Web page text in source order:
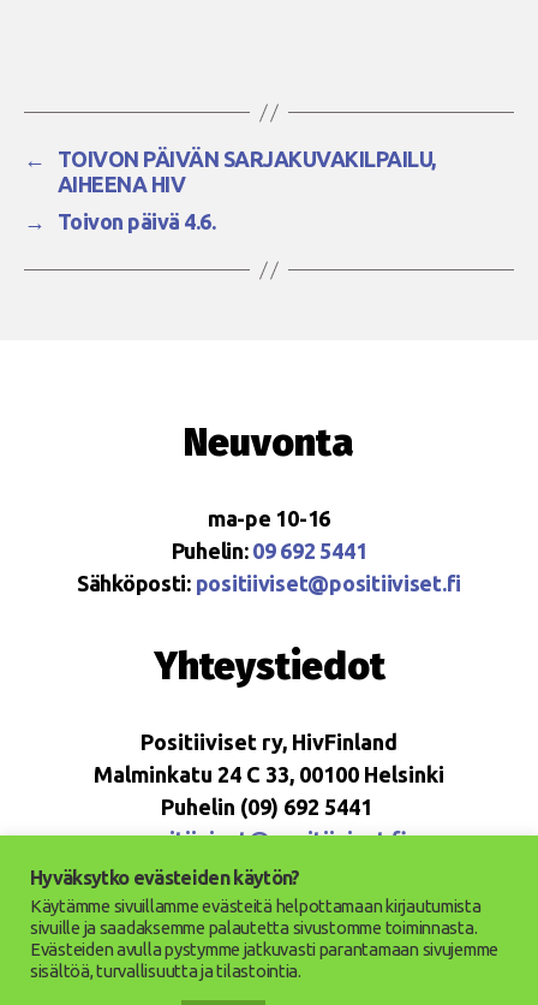
←
TOIVON PÄIVÄN SARJAKUVAKILPAILU,
AIHEENA HIV
→
Toivon päivä 4.6.
Neuvonta
ma-pe 10-16
Puhelin: 09 692 5441
Sähköposti: positiiviset@positiiviset.fi
Yhteystiedot
Positiiviset ry, HivFinland
Malminkatu 24 C 33, 00100 Helsinki
Puhelin (09) 692 5441
positiiviset@positiiviset.fi
© 2026 Positiiviset ry
Hyväksytko evästeiden käytön?
Käytämme sivuillamme evästeitä helpottamaan kirjautumista
sivuille ja saadaksemme palautetta sivustomme toiminnasta.
Evästeiden avulla pystymme jatkuvasti parantamaan sivujemme
sisältöä, turvallisuutta ja tilastointia.